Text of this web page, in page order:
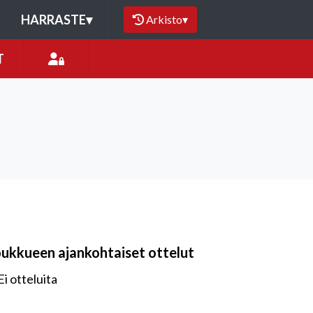
HARRASTE▾ Arkisto▾
ajankohtaiset ottelut
otteluita